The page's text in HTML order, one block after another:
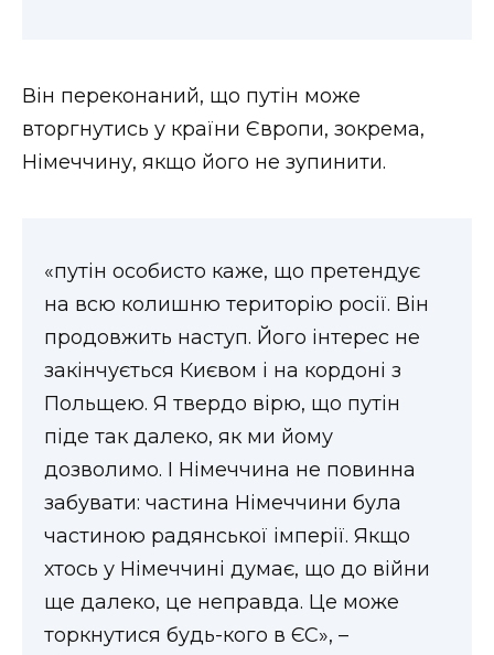
Він переконаний, що путін може
вторгнутись у країни Європи, зокрема,
Німеччину, якщо його не зупинити.
«путін особисто каже, що претендує
на всю колишню територію росії. Він
продовжить наступ. Його інтерес не
закінчується Києвом і на кордоні з
Польщею. Я твердо вірю, що путін
піде так далеко, як ми йому
дозволимо. І Німеччина не повинна
забувати: частина Німеччини була
частиною радянської імперії. Якщо
хтось у Німеччині думає, що до війни
ще далеко, це неправда. Це може
торкнутися будь-кого в ЄС», –